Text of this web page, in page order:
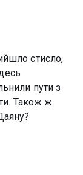
стисло,
пути з
Також ж